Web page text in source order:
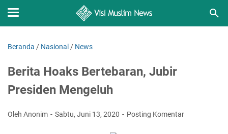
Beranda / Nasional / News
Berita Hoaks Bertebaran, Jubir
Presiden Mengeluh
Oleh Anonim Sabtu, Juni 13, 2020 Posting Komentar